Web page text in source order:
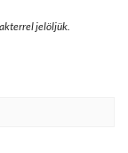
jelöljük.